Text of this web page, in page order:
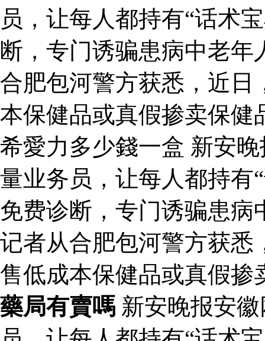
员，让每人都持有“话术
断，专门诱骗患病中老
合肥包河警方获悉，近日
本保健品或真假掺卖保健
希愛力多少錢一盒 新安
量业务员，让每人都持有
免费诊断，专门诱骗患
记者从合肥包河警方获悉
售低成本保健品或真假掺
藥局有賣嗎 新安晚报安